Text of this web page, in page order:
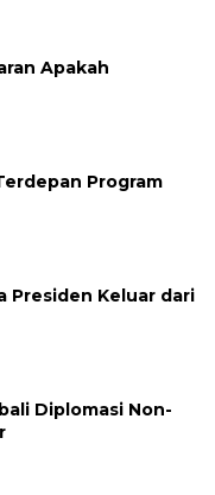
Apakah
Program
Presiden Keluar dari
Diplomasi Non-